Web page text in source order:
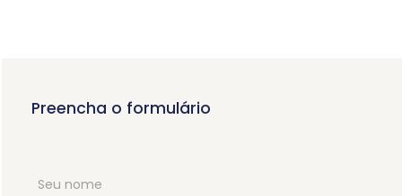
Preencha o formulário